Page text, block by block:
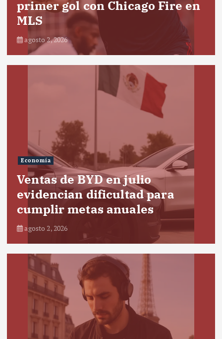
primer gol con Chicago Fire en
MLS
agosto 2, 2026
Economía
Ventas de BYD en julio
evidencian dificultad para
cumplir metas anuales
agosto 2, 2026